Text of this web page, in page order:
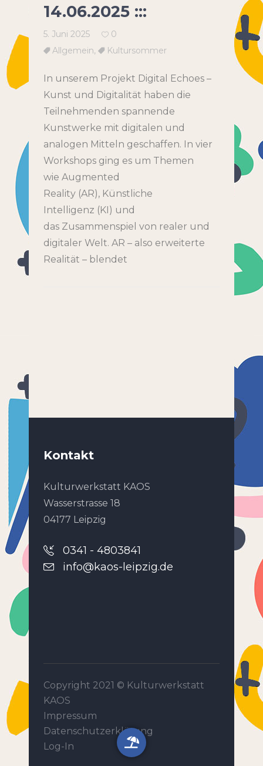
14.06.2025 :::
5. Juni 2025
0
Allgemein, Kultursommer
In unserem Projekt Digital Echoes –
Kunst und Digitalität haben die
Teilnehmenden spannende
Kunstwerke mit digitalen und
analogen Mitteln geschaffen. In vier
Workshops ging es um Themen
wie Augmented
Reality (AR), Künstliche
Intelligenz (KI) und
das Zusammenspiel von realer und
digitaler Welt. AR – also erweiterte
Realität – blendet
Kontakt
Kulturwerkstatt KAOS
Wasserstrasse 18
04177 Leipzig
0341 - 4803841
info@kaos-leipzig.de
Copyright 2021 © Kulturwerkstatt
KAOS
Impressum
Datenschutzerklärung
Log-In